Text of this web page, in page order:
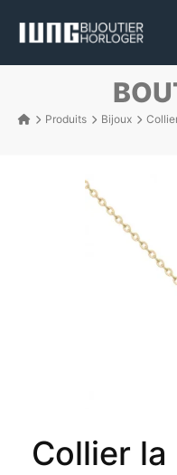
Produits Bijoux
Collier